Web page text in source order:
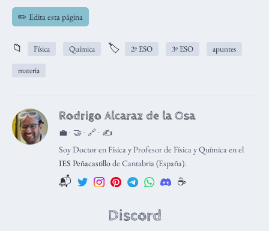
✏️ Edita esta página
📁 Física Química 🏷️ 2º ESO 3º ESO apuntes
materia
Rodrigo Alcaraz de la Osa
💼 · 🤝 · 🔗 · ✍️
Soy Doctor en Física y Profesor de Física y Química en el
IES Peñacastillode Cantabria (España).
📬 ☕️
Discord